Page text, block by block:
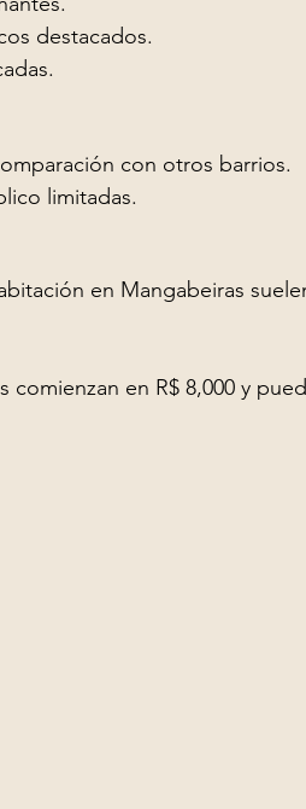
destacados.
con otros barrios.
limitadas.
en Mangabeiras
comienzan en R$ 8,000 y